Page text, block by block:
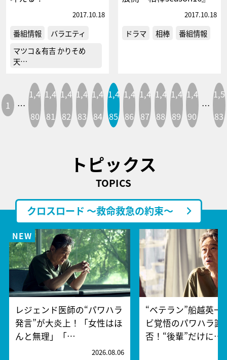
2017.10.18
番組情報
バラエティ
マツコ＆有吉 かりそめ
天…
2017.10.18
ドラマ 相棒 番組情報
1 …
1,4
80
1,4
81
1,4
82
1,4
83
1,4
84
1,4
85
1,4
86
1,4
87
1,4
88
1,4
89
1,4
90
…
1,5
83
トピックス
TOPICS
クロスロード ～救命救急の約束～
レジェンド医師の“パワハラ
発言”が大炎上！「女性はほ
んと無理」「…
2026.08.06
“ベテラン”船越英一
ビ覚悟のパワハラ謝
否！“後輩”だけに…